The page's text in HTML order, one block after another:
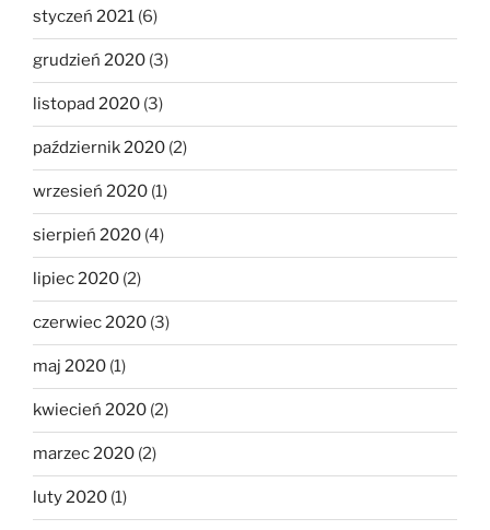
styczeń 2021 (6)
grudzień 2020 (3)
listopad 2020 (3)
październik 2020 (2)
wrzesień 2020 (1)
sierpień 2020 (4)
lipiec 2020 (2)
czerwiec 2020 (3)
maj 2020 (1)
kwiecień 2020 (2)
marzec 2020 (2)
luty 2020 (1)